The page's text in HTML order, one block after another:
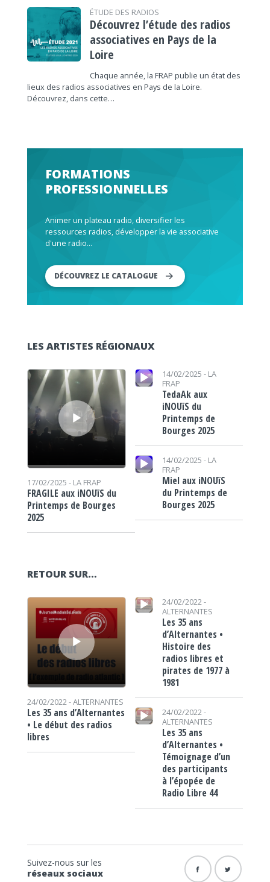
ÉTUDE DES RADIOS
Découvrez l’étude des radios
associatives en Pays de la
Loire
Chaque année, la FRAP publie un état des
lieux des radios associatives en Pays de la Loire.
Découvrez, dans cette…
FORMATIONS
PROFESSIONNELLES
Animer un plateau radio, diversifier les
ressources radios, développer la vie associative
d'une radio...
DÉCOUVREZ LE CATALOGUE
LES ARTISTES RÉGIONAUX
Lecteur audio
17/02/2025 - LA FRAP
FRAGILE aux iNOUïS du
Printemps de Bourges
2025
Lecteur audio 14/02/2025 - LA
FRAP
TedaAk aux
iNOUïS du
Printemps de
Bourges 2025
Lecteur audio
14/02/2025 - LA
FRAP
Miel aux iNOUïS
du Printemps de
Bourges 2025
RETOUR SUR…
Lecteur audio
24/02/2022 -ALTERNANTES
Les 35 ans d’Alternantes
• Le début des radios
libres
Lecteur audio
24/02/2022 -
ALTERNANTES
Les 35 ans
d’Alternantes •
Histoire des
radios libres et
pirates de 1977 à
1981
Lecteur audio
24/02/2022 -
ALTERNANTES
Les 35 ans
d’Alternantes •
Témoignage d’un
des participants
à l’épopée de
Radio Libre 44
Suivez-nous sur les
réseaux sociaux